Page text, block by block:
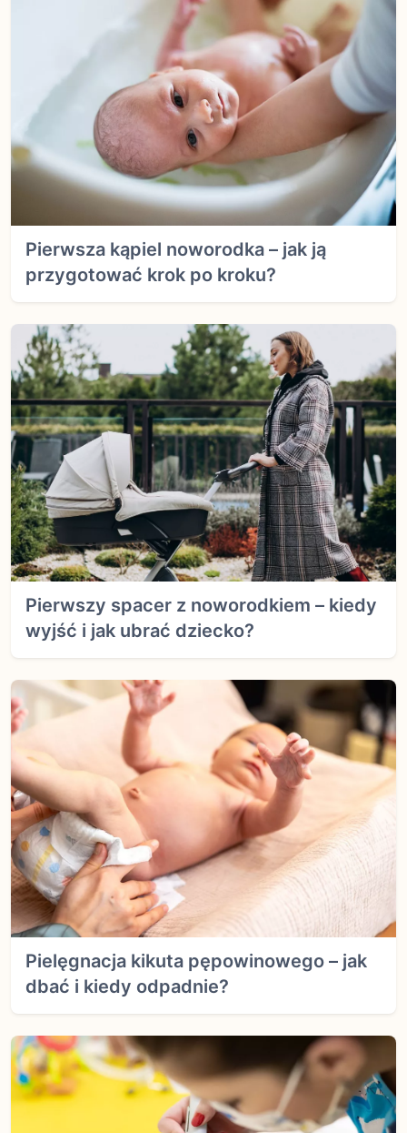
Pierwsza kąpiel noworodka – jak ją
przygotować krok po kroku?
Pierwszy spacer z noworodkiem – kiedy
wyjść i jak ubrać dziecko?
Pielęgnacja kikuta pępowinowego – jak
dbać i kiedy odpadnie?